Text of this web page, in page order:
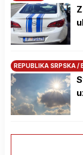
REPUBLIKA SRPSKA /